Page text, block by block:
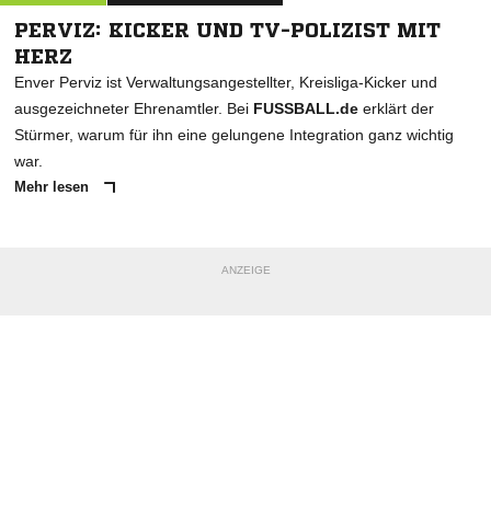
PERVIZ: KICKER UND TV-POLIZIST MIT
HERZ
Enver Perviz ist Verwaltungsangestellter, Kreisliga-Kicker und
ausgezeichneter Ehrenamtler. Bei FUSSBALL.de erklärt der
Stürmer, warum für ihn eine gelungene Integration ganz wichtig
war.
Mehr lesen
ANZEIGE